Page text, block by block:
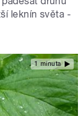
leknín světa -
1 minuta